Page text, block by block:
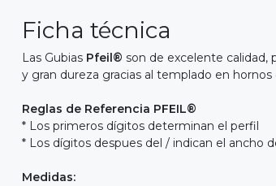
Ficha técnica
Las Gubias Pfeil® son de excelente calidad,
y gran dureza gracias al templado en hornos
Reglas de Referencia PFEIL®
* Los primeros dígitos determinan el perfil
* Los dígitos despues del / indican el ancho
Medidas: